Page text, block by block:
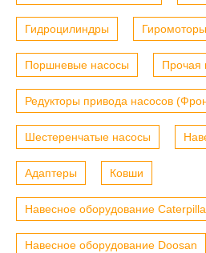
Гидроцилиндры
Поршневые насосы Прочая
Редукторы привода насосов
Шестеренчатые насосы
Адаптеры Ковши
Навесное оборудование
Навесное оборудование Doosan